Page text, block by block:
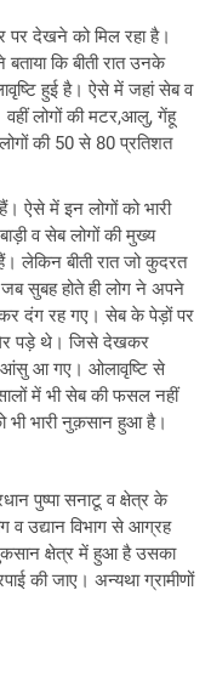
देखने को मिल रहा है।
बताया कि बीती रात उनके
हुई है। ऐसे में जहां सेब व
लोगों की मटर,आलु, गेंहू
की 50 से 80 प्रतिशत
ऐसे में इन लोगों को भारी
व सेब लोगों की मुख्य
लेकिन बीती रात जो कुदरत
सुबह होते ही लोग ने अपने
दंग रह गए। सेब के पेड़ों पर
पड़े थे। जिसे देखकर
आंसु आ गए। ओलावृष्टि से
में भी सेब की फसल नहीं
भारी नुक़सान हुआ है।
पुष्पा सनाटू व क्षेत्र के
व उद्यान विभाग से आग्रह
क्षेत्र में हुआ है उसका
की जाए। अन्यथा ग्रामीणों